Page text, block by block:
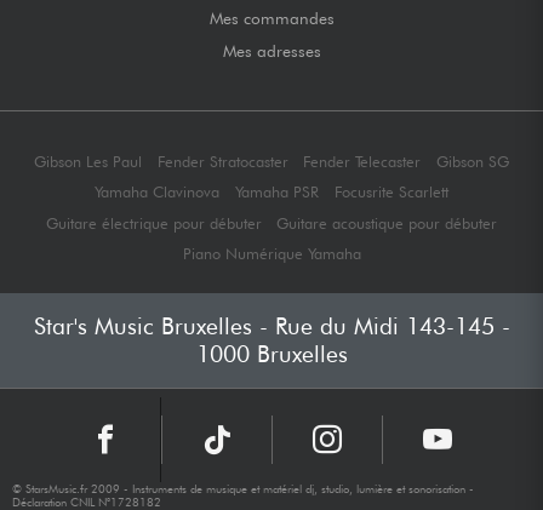
Mes commandes
Mes adresses
Gibson Les Paul Fender Stratocaster Fender Telecaster
Gibson SG
Yamaha Clavinova
Yamaha PSR
Focusrite Scarlett
Guitare électrique pour débuter
Guitare acoustique pour débuter
Piano Numérique Yamaha
Star's Music Bruxelles - Rue du Midi 143-145 -
1000 Bruxelles
© StarsMusic.fr 2009 - Instruments de musique et matériel dj, studio, lumière et sonorisation -
Déclaration CNIL N°1728182